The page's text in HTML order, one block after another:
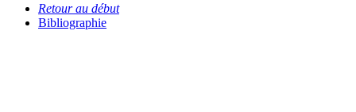
Retour au début
Bibliographie